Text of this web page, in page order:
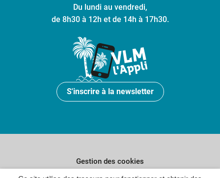
Du lundi au vendredi,
de 8h30 à 12h et de 14h à 17h30.
S'inscrire à la newsletter
Gestion des cookies